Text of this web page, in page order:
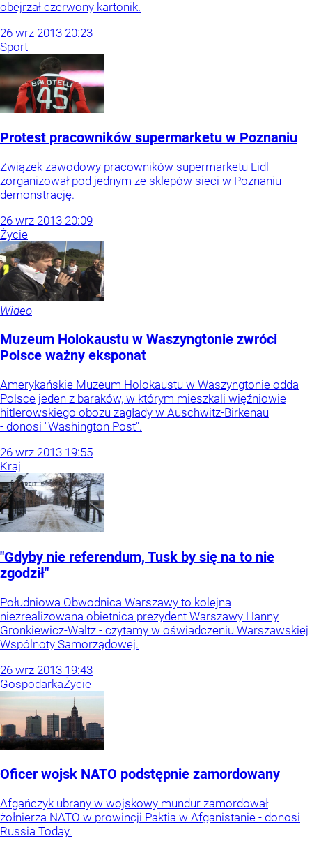
obejrzał czerwony kartonik.
26 wrz 2013 20:23
Sport
Protest pracowników supermarketu w Poznaniu
Związek zawodowy pracowników supermarketu Lidl
zorganizował pod jednym ze sklepów sieci w Poznaniu
demonstrację.
26 wrz 2013 20:09
Życie
Wideo
Muzeum Holokaustu w Waszyngtonie zwróci
Polsce ważny eksponat
Amerykańskie Muzeum Holokaustu w Waszyngtonie odda
Polsce jeden z baraków, w którym mieszkali więźniowie
hitlerowskiego obozu zagłady w Auschwitz-Birkenau
- donosi "Washington Post".
26 wrz 2013 19:55
Kraj
"Gdyby nie referendum, Tusk by się na to nie
zgodził"
Południowa Obwodnica Warszawy to kolejna
niezrealizowana obietnica prezydent Warszawy Hanny
Gronkiewicz-Waltz - czytamy w oświadczeniu Warszawskiej
Wspólnoty Samorządowej.
26 wrz 2013 19:43
GospodarkaŻycie
Oficer wojsk NATO podstępnie zamordowany
Afgańczyk ubrany w wojskowy mundur zamordował
żołnierza NATO w prowincji Paktia w Afganistanie - donosi
Russia Today.